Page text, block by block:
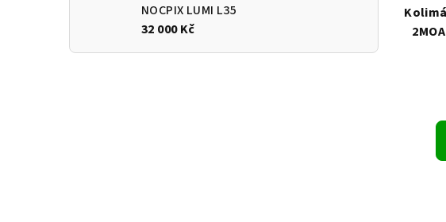
NOCPIX LUMI L35
32 000 Kč